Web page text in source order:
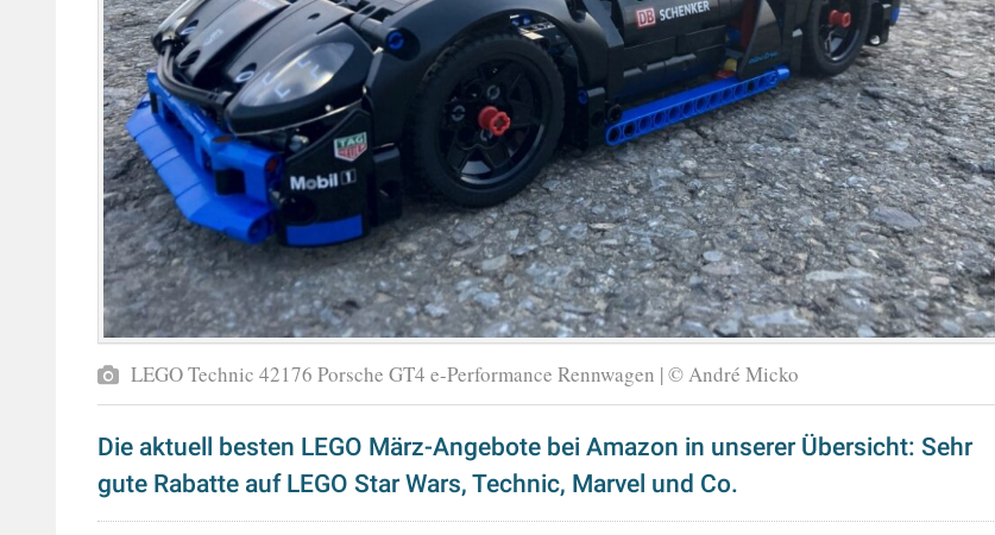
LEGO Technic 42176 Porsche GT4 e-Performance Rennwagen | © André Micko
Die aktuell besten LEGO März-Angebote bei Amazon in unserer Übersicht: Sehr
gute Rabatte auf LEGO Star Wars, Technic, Marvel und Co.